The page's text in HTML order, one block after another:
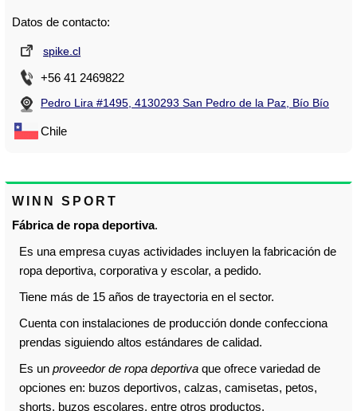
Datos de contacto:
spike.cl
+56 41 2469822
Pedro Lira #1495, 4130293 San Pedro de la Paz, Bío Bío
Chile
WINN SPORT
Fábrica de ropa deportiva.
Es una empresa cuyas actividades incluyen la fabricación de
ropa deportiva, corporativa y escolar, a pedido.
Tiene más de 15 años de trayectoria en el sector.
Cuenta con instalaciones de producción donde confecciona
prendas siguiendo altos estándares de calidad.
Es un proveedor de ropa deportiva que ofrece variedad de
opciones en: buzos deportivos, calzas, camisetas, petos,
shorts, buzos escolares, entre otros productos.